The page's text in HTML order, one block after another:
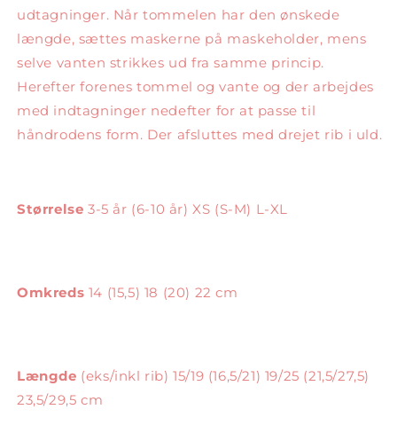
udtagninger. Når tommelen har den ønskede
længde, sættes maskerne på maskeholder, mens
selve vanten strikkes ud fra samme princip.
Herefter forenes tommel og vante og der arbejdes
med indtagninger nedefter for at passe til
håndrodens form. Der afsluttes med drejet rib i uld.
Størrelse 3-5 år (6-10 år) XS (S-M) L-XL
Omkreds 14 (15,5) 18 (20) 22 cm
Længde (eks/inkl rib) 15/19 (16,5/21) 19/25 (21,5/27,5)
23,5/29,5 cm